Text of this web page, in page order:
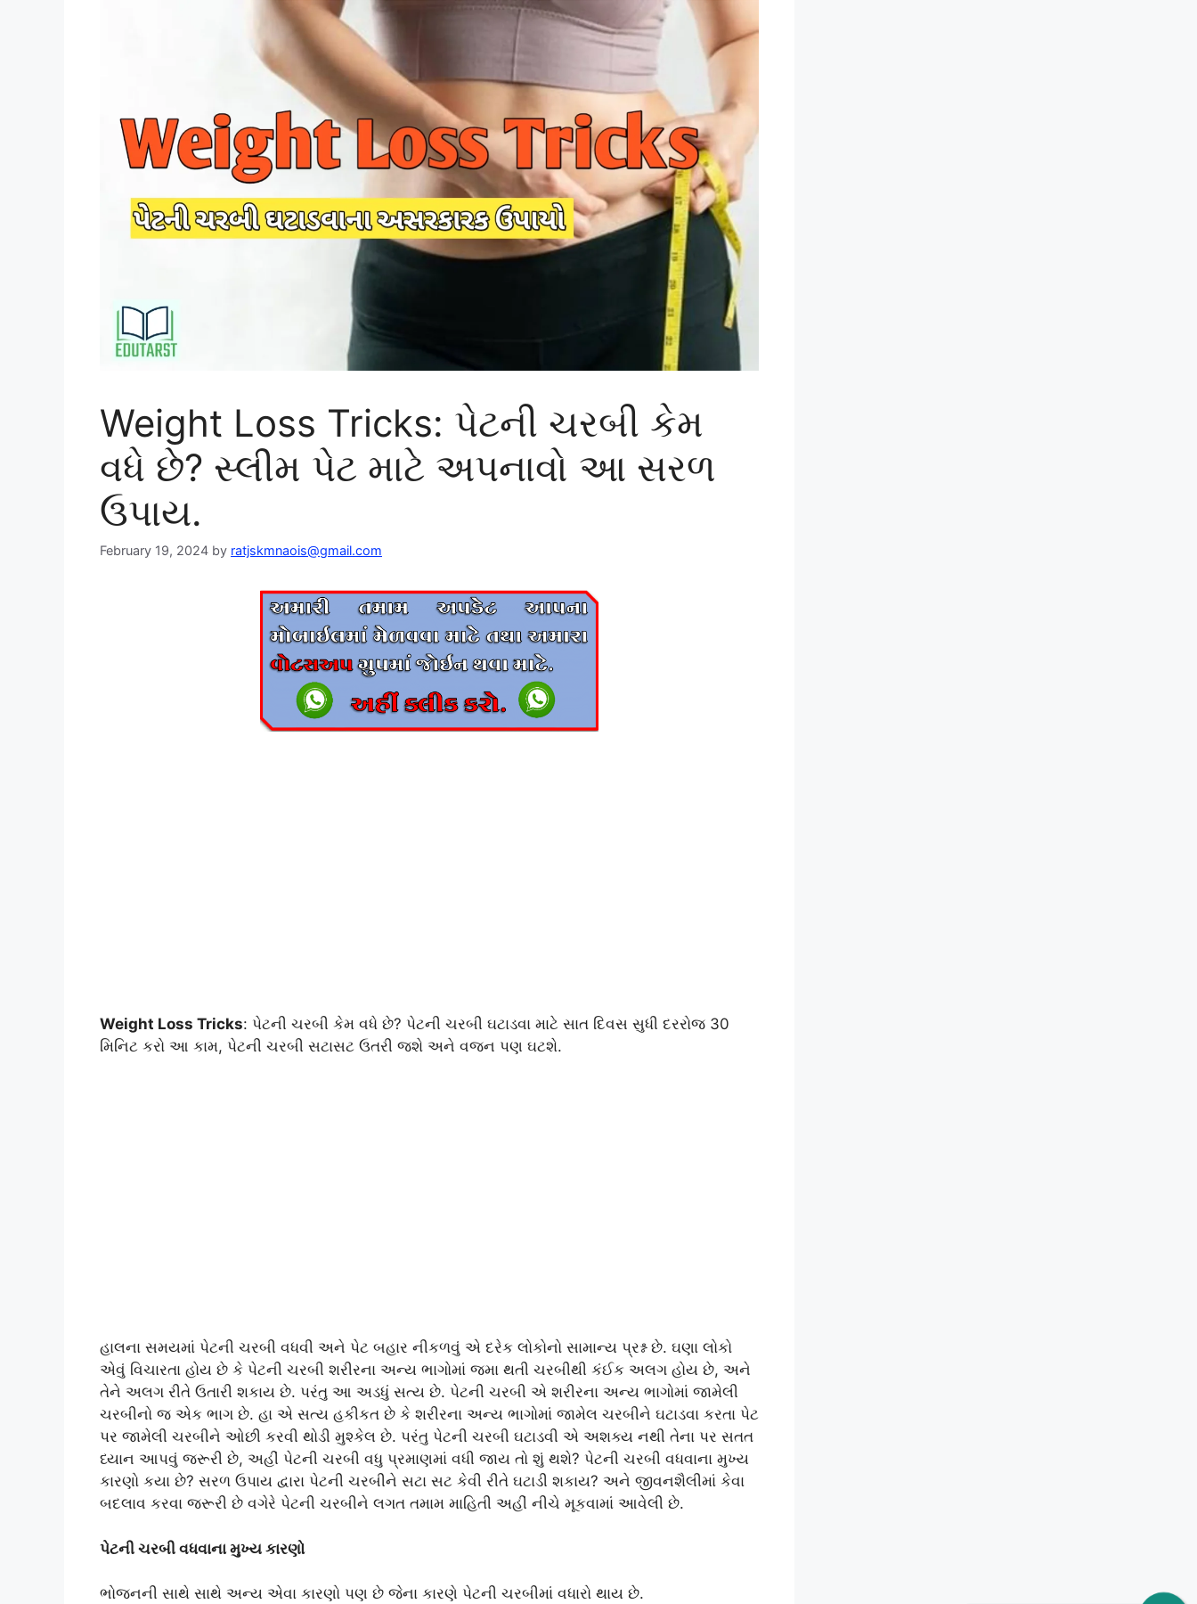
Weight Loss Tricks: પેટની ચરબી કેમ
વધે છે? સ્લીમ પેટ માટે અપનાવો આ સરળ
ઉપાય.
February 19, 2024 by ratjskmnaois@gmail.com
Weight Loss Tricks: પેટની ચરબી કેમ વધે છે? પેટની ચરબી ઘટાડવા માટે સાત દિવસ સુધી દરરોજ 30
મિનિટ કરો આ કામ, પેટની ચરબી સટાસટ ઉતરી જશે અને વજન પણ ઘટશે.
હાલના સમયમાં પેટની ચરબી વધવી અને પેટ બહાર નીકળવું એ દરેક લોકોનો સામાન્ય પ્રશ્ન છે. ઘણા લોકો
એવું વિચારતા હોય છે કે પેટની ચરબી શરીરના અન્ય ભાગોમાં જમા થતી ચરબીથી કંઈક અલગ હોય છે, અને
તેને અલગ રીતે ઉતારી શકાય છે. પરંતુ આ અડધું સત્ય છે. પેટની ચરબી એ શરીરના અન્ય ભાગોમાં જામેલી
ચરબીનો જ એક ભાગ છે. હા એ સત્ય હકીકત છે કે શરીરના અન્ય ભાગોમાં જામેલ ચરબીને ઘટાડવા કરતા પેટ
પર જામેલી ચરબીને ઓછી કરવી થોડી મુશ્કેલ છે. પરંતુ પેટની ચરબી ઘટાડવી એ અશક્ય નથી તેના પર સતત
ધ્યાન આપવું જરૂરી છે, અહીં પેટની ચરબી વધુ પ્રમાણમાં વધી જાય તો શું થશે? પેટની ચરબી વધવાના મુખ્ય
કારણો કયા છે? સરળ ઉપાય દ્વારા પેટની ચરબીને સટા સટ કેવી રીતે ઘટાડી શકાય? અને જીવનશૈલીમાં કેવા
બદલાવ કરવા જરૂરી છે વગેરે પેટની ચરબીને લગત તમામ માહિતી અહીં નીચે મૂકવામાં આવેલી છે.
પેટની ચરબી વધવાના મુખ્ય કારણો
ભોજનની સાથે સાથે અન્ય એવા કારણો પણ છે જેના કારણે પેટની ચરબીમાં વધારો થાય છે.